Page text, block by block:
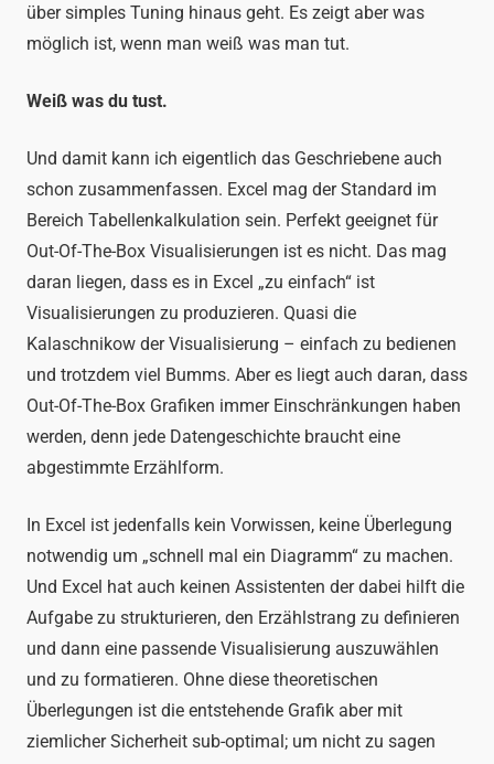
über simples Tuning hinaus geht. Es zeigt aber was
möglich ist, wenn man weiß was man tut.
Weiß was du tust.
Und damit kann ich eigentlich das Geschriebene auch
schon zusammenfassen. Excel mag der Standard im
Bereich Tabellenkalkulation sein. Perfekt geeignet für
Out-Of-The-Box Visualisierungen ist es nicht. Das mag
daran liegen, dass es in Excel „zu einfach“ ist
Visualisierungen zu produzieren. Quasi die
Kalaschnikow der Visualisierung – einfach zu bedienen
und trotzdem viel Bumms. Aber es liegt auch daran, dass
Out-Of-The-Box Grafiken immer Einschränkungen haben
werden, denn jede Datengeschichte braucht eine
abgestimmte Erzählform.
In Excel ist jedenfalls kein Vorwissen, keine Überlegung
notwendig um „schnell mal ein Diagramm“ zu machen.
Und Excel hat auch keinen Assistenten der dabei hilft die
Aufgabe zu strukturieren, den Erzählstrang zu definieren
und dann eine passende Visualisierung auszuwählen
und zu formatieren. Ohne diese theoretischen
Überlegungen ist die entstehende Grafik aber mit
ziemlicher Sicherheit sub-optimal; um nicht zu sagen